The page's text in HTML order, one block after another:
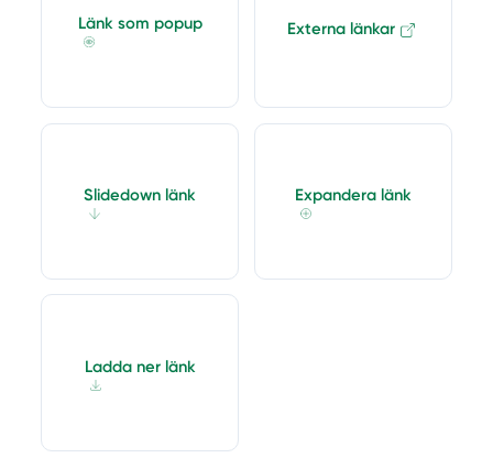
Länk som popup Externa länkar
Slidedown länk Expandera länk
Ladda ner länk